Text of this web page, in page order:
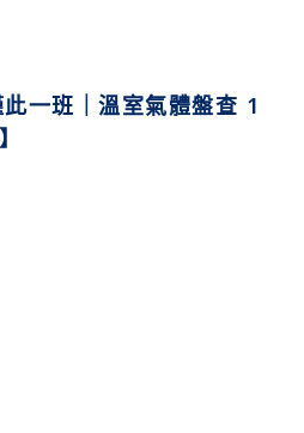
一班｜溫室氣體盤查 1